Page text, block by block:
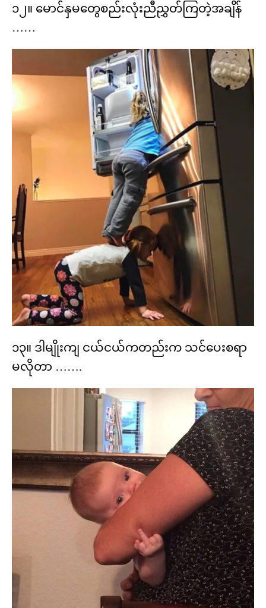
၁၂။ မောင်နှမတွေစည်းလုံးညီညွှတ်ကြတဲ့အချိန်
……
၁၃။ ဒါမျိုးကျ ငယ်ငယ်ကတည်းက သင်ပေးစရာ
မလိုတာ …….